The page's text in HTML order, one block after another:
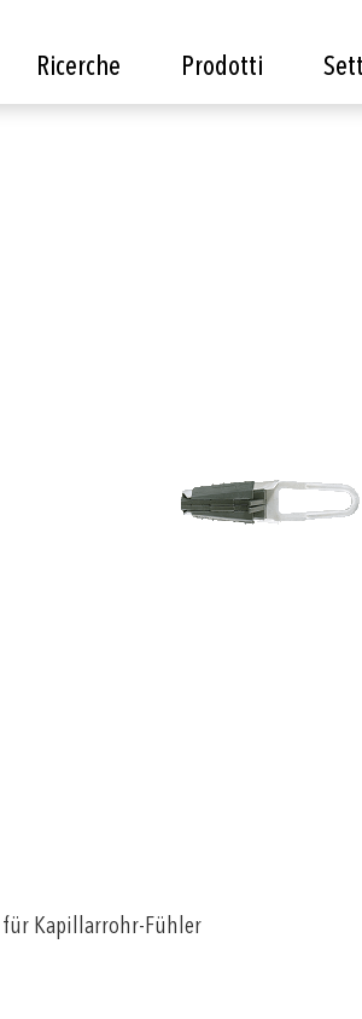
Ricerche Prodotti
Kapillarrohr-Fühler